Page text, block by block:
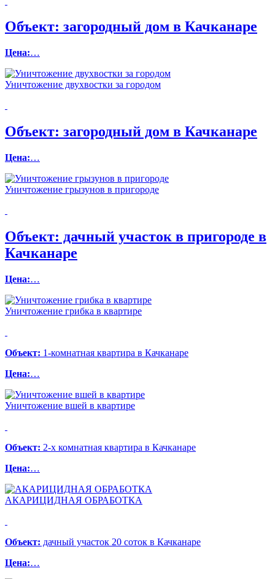
Объект: загородный дом в Качканаре
Цена:…
Уничтожение двухвостки за городом
Объект: загородный дом в Качканаре
Цена:…
Уничтожение грызунов в пригороде
Объект: дачный участок в пригороде в
Качканаре
Цена:…
Уничтожение грибка в квартире
Объект: 1-комнатная квартира в Качканаре
Цена:…
Уничтожение вшей в квартире
Объект: 2-х комнатная квартира в Качканаре
Цена:…
АКАРИЦИДНАЯ ОБРАБОТКА
Объект: дачный участок 20 соток в Качканаре
Цена:…